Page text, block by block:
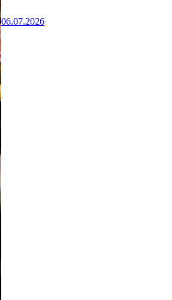
06.07.2026